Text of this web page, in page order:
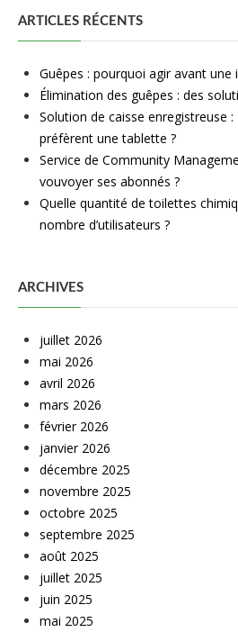
ARTICLES RÉCENTS
Guêpes : pourquoi agir avant une
Élimination des guêpes : des
Solution de caisse enregistreuse
préfèrent une tablette ?
Service de Community
vouvoyer ses abonnés ?
Quelle quantité de toilettes
nombre d’utilisateurs ?
ARCHIVES
juillet 2026
mai 2026
avril 2026
mars 2026
février 2026
janvier 2026
décembre 2025
novembre 2025
octobre 2025
septembre 2025
août 2025
juillet 2025
juin 2025
mai 2025